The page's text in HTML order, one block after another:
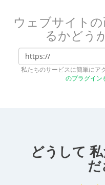
ウェブサイト
るかどう
私たちのサービスに簡単にア
のプラグイン
どうして
だ